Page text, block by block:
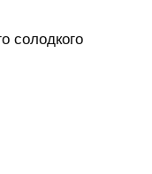
солодкого